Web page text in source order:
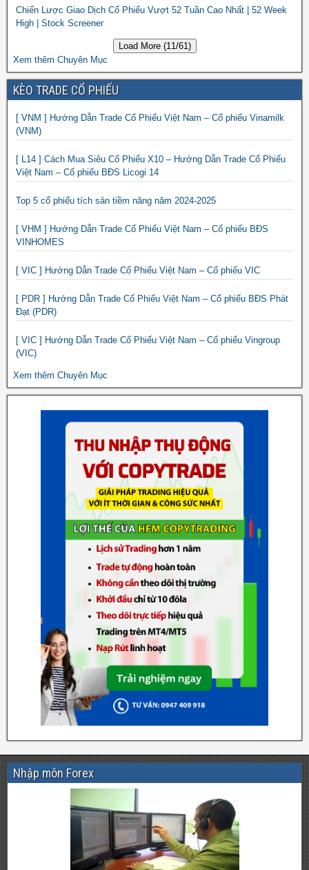
Chiến Lược Giao Dịch Cổ Phiếu Vượt 52 Tuần Cao Nhất | 52 Week
High | Stock Screener
Load More (11/61)
Xem thêm Chuyên Mục
KÈO TRADE CỔ PHIẾU
[ VNM ] Hướng Dẫn Trade Cổ Phiếu Việt Nam – Cổ phiếu Vinamilk
(VNM)
[ L14 ] Cách Mua Siêu Cổ Phiếu X10 – Hướng Dẫn Trade Cổ Phiếu
Việt Nam – Cổ phiếu BĐS Licogi 14
Top 5 cổ phiếu tích sản tiềm năng năm 2024-2025
[ VHM ] Hướng Dẫn Trade Cổ Phiếu Việt Nam – Cổ phiếu BĐS
VINHOMES
[ VIC ] Hướng Dẫn Trade Cổ Phiếu Việt Nam – Cổ phiếu VIC
[ PDR ] Hướng Dẫn Trade Cổ Phiếu Việt Nam – Cổ phiếu BĐS Phát
Đạt (PDR)
[ VIC ] Hướng Dẫn Trade Cổ Phiếu Việt Nam – Cổ phiếu Vingroup
(VIC)
Xem thêm Chuyên Mục
Nhập môn Forex